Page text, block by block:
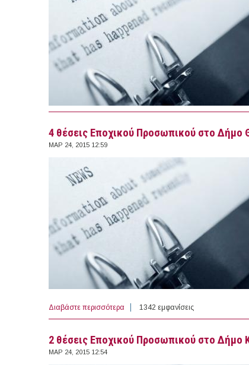
4 θέσεις Εποχικού Προσωπικού στο Δήμο
ΜΑΡ 24, 2015 12:59
Διαβάστε περισσότερα για 4 θέσεις Εποχικού Προσωπικού
1342 εμφανίσεις
2 θέσεις Εποχικού Προσωπικού στο Δήμο
ΜΑΡ 24, 2015 12:54